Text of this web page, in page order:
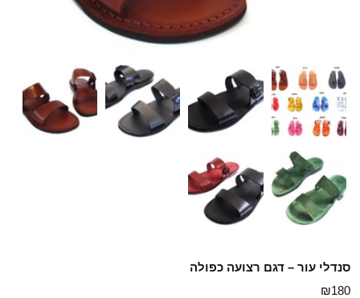
סנדלי עור – דגם רצועה כפולה
₪180